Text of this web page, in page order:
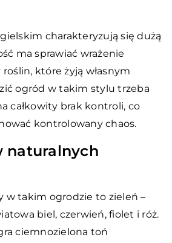
charakteryzują się dużą
ma sprawiać wrażenie
które żyją własnym
ogród w takim stylu trzeba
całkowity brak kontroli, co
kontrolowany chaos.
naturalnych
w takim ogrodzie to zieleń –
biel, czerwień, fiolet i róż.
ciemnozielona toń